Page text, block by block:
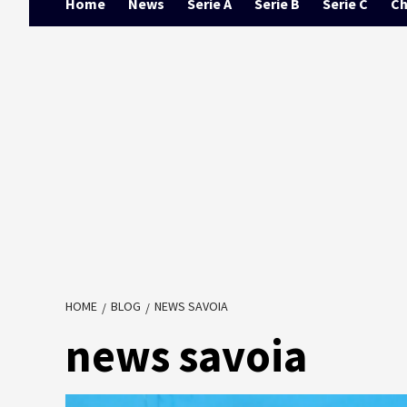
Home News Serie A Serie B Serie C
HOME BLOG NEWS SAVOIA
news savoia